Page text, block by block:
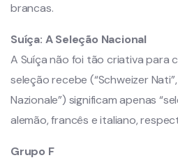
brancas.
Suíça: A Seleção Nacional
A Suíça não foi tão criativa para
seleção recebe (“Schweizer
Nazionale”) significam apenas
alemão, francês e italiano,
Grupo F